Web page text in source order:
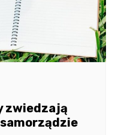
zwiedzają